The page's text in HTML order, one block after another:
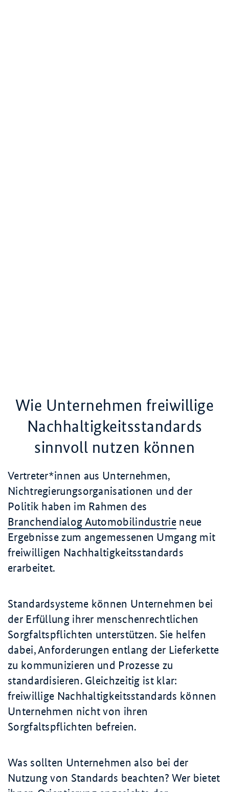
Wie Unternehmen freiwillige
Nachhaltigkeitsstandards
sinnvoll nutzen können
Vertreter*innen aus Unternehmen,
Nichtregierungsorganisationen und der
Politik haben im Rahmen des
Branchendialog Automobilindustrieneue
Ergebnisse zum angemessenen Umgang mit
freiwilligen Nachhaltigkeitsstandards
erarbeitet.
Standardsysteme können Unternehmen bei
der Erfüllung ihrer menschenrechtlichen
Sorgfaltspflichten unterstützen. Sie helfen
dabei, Anforderungen entlang der Lieferkette
zu kommunizieren und Prozesse zu
standardisieren. Gleichzeitig ist klar:
freiwillige Nachhaltigkeitsstandards können
Unternehmen nicht von ihren
Sorgfaltspflichten befreien.
Was sollten Unternehmen also bei der
Nutzung von Standards beachten? Wer bietet